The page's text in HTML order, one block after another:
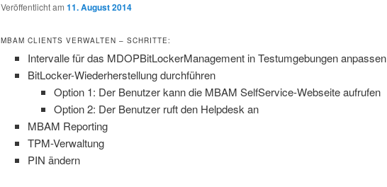
Veröffentlicht am 11. August 2014
MBAM CLIENTS VERWALTEN – SCHRITTE:
Intervalle für das MDOPBitLockerManagement in Testumgebungen anpassen
BitLocker-Wiederherstellung durchführen
Option 1: Der Benutzer kann die MBAM SelfService-Webseite aufrufen
Option 2: Der Benutzer ruft den Helpdesk an
MBAM Reporting
TPM-Verwaltung
PIN ändern